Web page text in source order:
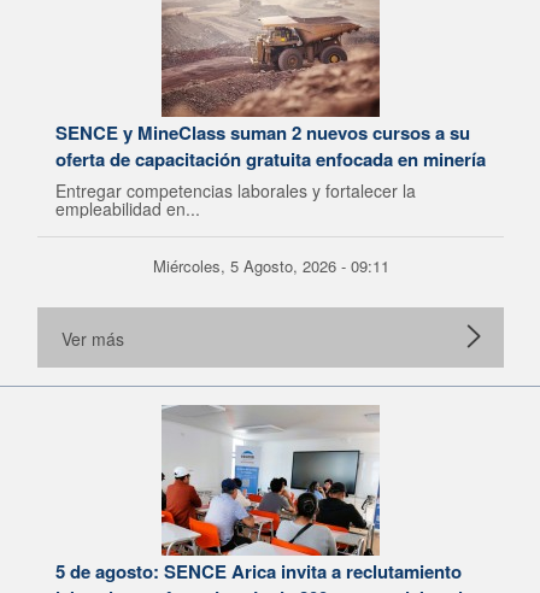
SENCE y MineClass suman 2 nuevos cursos a su
oferta de capacitación gratuita enfocada en minería
Entregar competencias laborales y fortalecer la
empleabilidad en...
Miércoles, 5 Agosto, 2026 - 09:11
Ver más
5 de agosto: SENCE Arica invita a reclutamiento